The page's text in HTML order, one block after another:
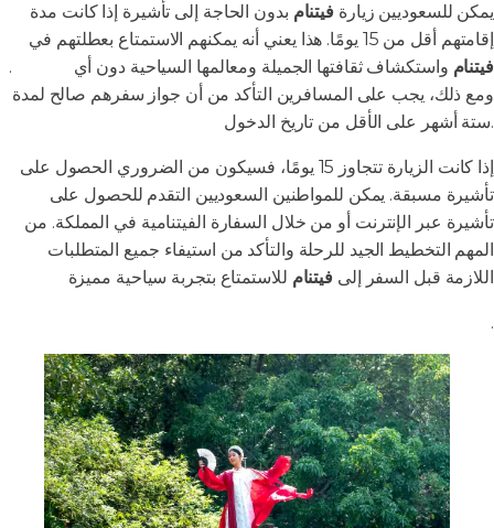
يمكن للسعوديين زيارة فيتنام بدون الحاجة إلى تأشيرة إذا كانت مدة
إقامتهم أقل من 15 يومًا. هذا يعني أنه يمكنهم الاستمتاع بعطلتهم في
فيتنام واستكشاف ثقافتها الجميلة ومعالمها السياحية دون أي
.
ومع ذلك، يجب على المسافرين التأكد من أن جواز سفرهم صالح لمدة
ستة أشهر على الأقل من تاريخ الدخول.
إذا كانت الزيارة تتجاوز 15 يومًا، فسيكون من الضروري الحصول على
تأشيرة مسبقة. يمكن للمواطنين السعوديين التقدم للحصول على
تأشيرة عبر الإنترنت أو من خلال السفارة الفيتنامية في المملكة. من
المهم التخطيط الجيد للرحلة والتأكد من استيفاء جميع المتطلبات
اللازمة قبل السفر إلى فيتنام للاستمتاع بتجربة سياحية مميزة
.